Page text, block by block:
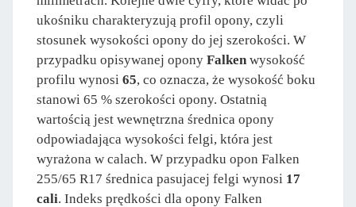
ukośniku charakteryzują profil opony, czyli
stosunek wysokości opony do jej szerokości. W
przypadku opisywanej opony Falken wysokość
profilu wynosi 65, co oznacza, że wysokość boku
stanowi 65 % szerokości opony. Ostatnią
wartością jest wewnętrzna średnica opony
odpowiadająca wysokości felgi, która jest
wyrażona w calach. W przypadku opon Falken
255/65 R17 średnica pasujacej felgi wynosi 17
cali. Indeks prędkości dla opony Falken